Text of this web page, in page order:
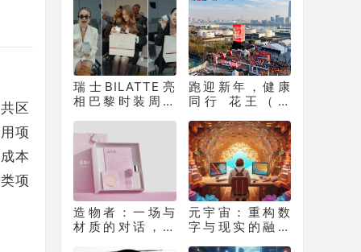
区
项
本
项
瑞士BILATTE亮
相巴黎时装周：
征服秀场，获好
莱坞顶级化妆师
挚荐
跑迎新年，健康
同行 花王（中
江长跑节为2025
画上活力句点
造物者：一场与
材质的对话，如
元宇宙：重构数
字与现实的融合